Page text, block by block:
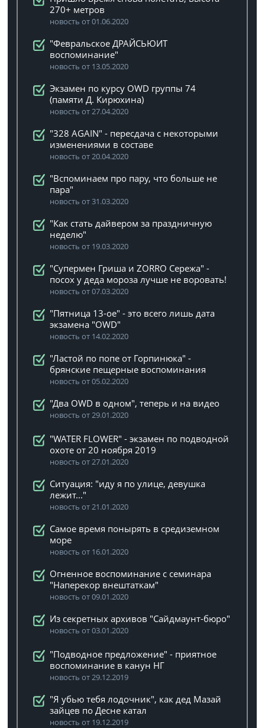
270+ метров
новость от 01.06.2020
"Февральское ДРАЙСЬЮИТ
воспоминание"
новость от 13.05.2020
Экзамен по курсу OWD группы 74
(памяти Д. Кирюхина)
новость от 27.04.2020
"328 AGAIN" - пересдача с некоторыми
изменениями в составе
новость от 20.04.2020
"Вспоминаем про пару, что больше не
пара"
новость от 31.03.2020
"Как стать дайвером за праздничную
неделю"
новость от 19.03.2020
"Супермен Гриша и ZORRO Сережа" -
посох у деда мороза лучше не воровать!
новость от 07.03.2020
"Пятница 13-ое" - это всего лишь дата
экзамена "OWD"
новость от 14.02.2020
"Ластой по попе от Горпинюка" -
брянские пещерные воспоминания
новость от 05.02.2020
"Два OWD в одном", теперь и на видео
новость от 29.01.2020
"WATER FLOWER" - экзамен по подводной
охоте от 20 ноября 2019
новость от 27.01.2020
Ситуация: "иду я по улице, девушка
лежит..."
новость от 21.01.2020
Самое время понырять в средиземном
море
новость от 16.01.2020
Огненное воспоминание с семинара
"Наперекор внештаткам"
новость от 09.01.2020
Из секретных архивов "Сайдмаунт-бюро"
новость от 03.01.2020
"Подводное предложение" - приятное
воспоминание в канун НГ
новость от 29.12.2019
"Я убью тебя лодочник", как дед Мазай
зайцев по Десне катал
новость от 19.12.2019